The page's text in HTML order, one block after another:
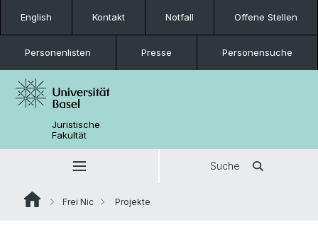
English Kontakt Notfall Offene Stellen
Personenlisten Presse Personensuche
Juristische
Fakultät
Suche
Frei Nic Projekte